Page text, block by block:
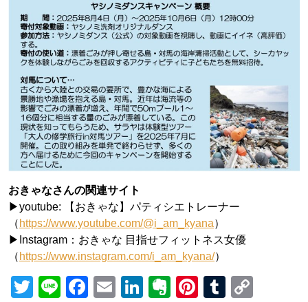
おきゃなさんの関連サイト
▶︎youtube: 【おきゃな】パティシエトレーナー
（ https://www.youtube.com/@i_am_kyana）
▶︎Instagram：おきゃな 目指せフィットネス女優
（ https://www.instagram.com/i_am_kyana/）
Twitter
LineFacebook
EmailLinkedIn
Evernote
Pinterest
Tumblr